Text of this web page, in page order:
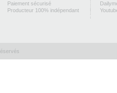
Paiement sécurisé
Producteur 100% indépendant